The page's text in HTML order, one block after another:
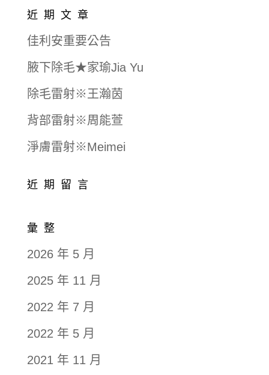
近期文章
佳利安重要公告
腋下除毛★家瑜Jia Yu
除毛雷射※王瀚茵
背部雷射※周能萱
淨膚雷射※Meimei
近期留言
彙整
2026 年 5 月
2025 年 11 月
2022 年 7 月
2022 年 5 月
2021 年 11 月